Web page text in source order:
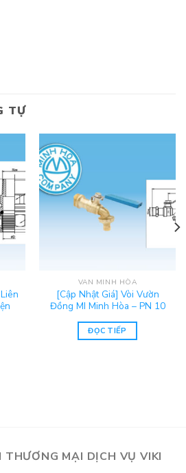
TỰ
VAN MINH HÒA
[Cập Nhật Giá] Vòi Vườn
Đồng MI Minh Hòa – PN 10
ĐỌC TIẾP
THƯƠNG MẠI DỊCH VỤ VIKI